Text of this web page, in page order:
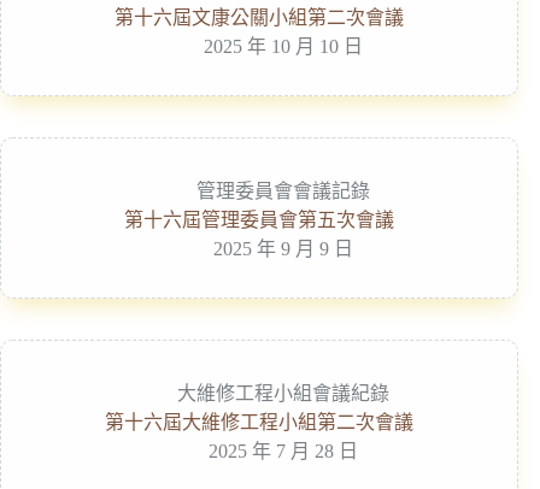
第十六屆文康公關小組第二次會議
2025 年 10 月 10 日
管理委員會會議記錄
第十六屆管理委員會第五次會議
2025 年 9 月 9 日
大維修工程小組會議紀錄
第十六屆大維修工程小組第二次會議
2025 年 7 月 28 日